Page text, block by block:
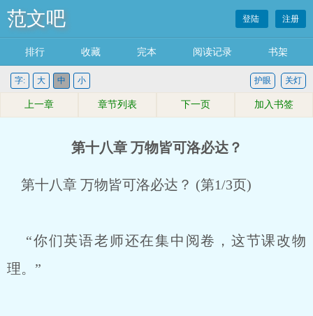
范文吧 登陆 注册
排行 收藏 完本 阅读记录 书架
字: 大 中 小 关灯
护眼
上一章 章节列表 下一页 加入书签
第十八章 万物皆可洛必达？
第十八章 万物皆可洛必达？ (第1/3页)
“你们英语老师还在集中阅卷，这节课改物
理。”